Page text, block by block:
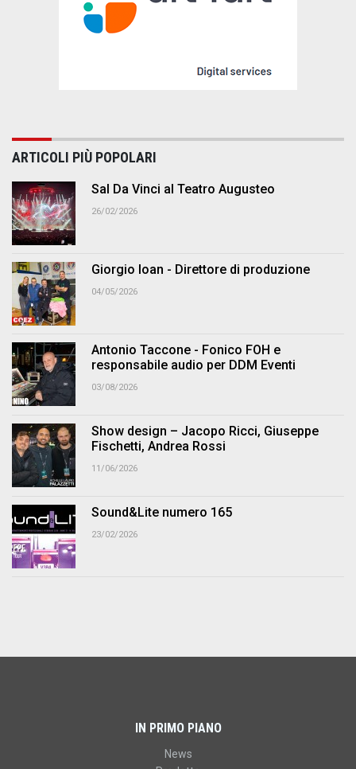
ARTICOLI PIÙ POPOLARI
Sal Da Vinci al Teatro Augusteo
26/02/2026
Giorgio Ioan - Direttore di produzione
04/05/2026
Antonio Taccone - Fonico FOH e
responsabile audio per DDM Eventi
03/08/2026
Show design – Jacopo Ricci, Giuseppe
Fischetti, Andrea Rossi
11/06/2026
Sound&Lite numero 165
23/02/2026
IN PRIMO PIANO
News